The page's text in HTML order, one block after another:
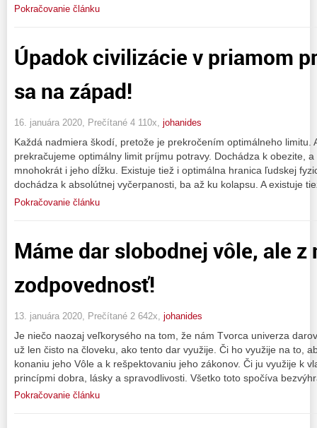
Pokračovanie článku
Úpadok civilizácie v priamom
sa na západ!
16. januára 2020, Prečítané 4 110x, johanides
Každá nadmiera škodí, pretože je prekročením optimálneho limitu.
prekračujeme optimálny limit príjmu potravy. Dochádza k obezite,
mnohokrát i jeho dĺžku. Existuje tiež i optimálna hranica ľudskej
dochádza k absolútnej vyčerpanosti, ba až ku kolapsu. A existuje
Pokračovanie článku
Máme dar slobodnej vôle, ale z
zodpovednosť!
13. januára 2020, Prečítané 2 642x, johanides
Je niečo naozaj veľkorysého na tom, že nám Tvorca univerza
už len čisto na človeku, ako tento dar využije. Či ho využije na to,
konaniu jeho Vôle a k rešpektovaniu jeho zákonov. Či ju využije k
princípmi dobra, lásky a spravodlivosti. Všetko toto spočíva
Pokračovanie článku